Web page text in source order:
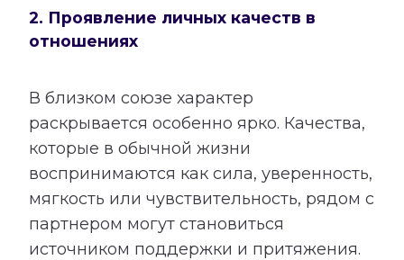
2. Проявление личных качеств в
отношениях
В близком союзе характер
раскрывается особенно ярко. Качества,
которые в обычной жизни
воспринимаются как сила, уверенность,
мягкость или чувствительность, рядом с
партнером могут становиться
источником поддержки и притяжения.